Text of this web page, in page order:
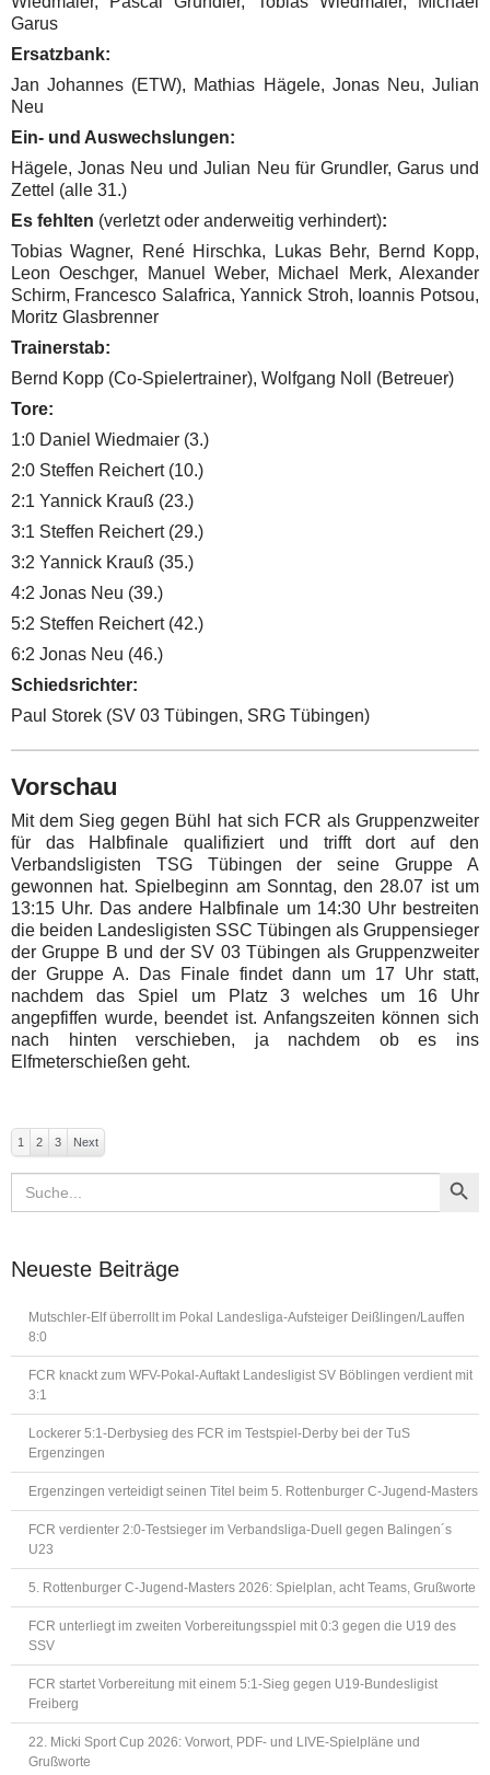
Garus
Ersatzbank:
Jan Johannes (ETW), Mathias Hägele, Jonas Neu, Julian
Neu
Ein- und Auswechslungen:
Hägele, Jonas Neu und Julian Neu für Grundler, Garus und
Zettel (alle 31.)
Es fehlten (verletzt oder anderweitig verhindert):
Tobias Wagner, René Hirschka, Lukas Behr, Bernd Kopp,
Leon Oeschger, Manuel Weber, Michael Merk, Alexander
Schirm, Francesco Salafrica, Yannick Stroh, Ioannis Potsou,
Moritz Glasbrenner
Trainerstab:
Bernd Kopp (Co-Spielertrainer), Wolfgang Noll (Betreuer)
Tore:
1:0 Daniel Wiedmaier (3.)
2:0 Steffen Reichert (10.)
2:1 Yannick Krauß (23.)
3:1 Steffen Reichert (29.)
3:2 Yannick Krauß (35.)
4:2 Jonas Neu (39.)
5:2 Steffen Reichert (42.)
6:2 Jonas Neu (46.)
Schiedsrichter:
Paul Storek (SV 03 Tübingen, SRG Tübingen)
Vorschau
Mit dem Sieg gegen Bühl hat sich FCR als Gruppenzweiter
für das Halbfinale qualifiziert und trifft dort auf den
Verbandsligisten TSG Tübingen der seine Gruppe A
gewonnen hat. Spielbeginn am Sonntag, den 28.07 ist um
13:15 Uhr. Das andere Halbfinale um 14:30 Uhr bestreiten
die beiden Landesligisten SSC Tübingen als Gruppensieger
der Gruppe B und der SV 03 Tübingen als Gruppenzweiter
der Gruppe A. Das Finale findet dann um 17 Uhr statt,
nachdem das Spiel um Platz 3 welches um 16 Uhr
angepfiffen wurde, beendet ist. Anfangszeiten können sich
nach hinten verschieben, ja nachdem ob es ins
Elfmeterschießen geht.
1 2 3 Next
Search
for:
Search Button
Neueste Beiträge
Mutschler-Elf überrollt im Pokal Landesliga-Aufsteiger Deißlingen/Lauffen
8:0
FCR knackt zum WFV-Pokal-Auftakt Landesligist SV Böblingen verdient mit
3:1
Lockerer 5:1-Derbysieg des FCR im Testspiel-Derby bei der TuS
Ergenzingen
Ergenzingen verteidigt seinen Titel beim 5. Rottenburger C-Jugend-Masters
FCR verdienter 2:0-Testsieger im Verbandsliga-Duell gegen Balingen´s
U23
5. Rottenburger C-Jugend-Masters 2026: Spielplan, acht Teams, Grußworte
FCR unterliegt im zweiten Vorbereitungsspiel mit 0:3 gegen die U19 des
SSV
FCR startet Vorbereitung mit einem 5:1-Sieg gegen U19-Bundesligist
Freiberg
22. Micki Sport Cup 2026: Vorwort, PDF- und LIVE-Spielpläne und
Grußworte